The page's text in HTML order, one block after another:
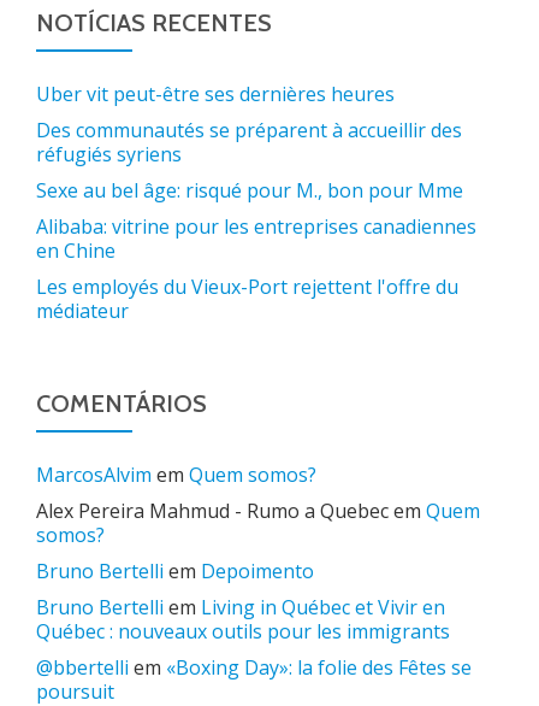
NOTÍCIAS RECENTES
Uber vit peut-être ses dernières heures
Des communautés se préparent à accueillir des
réfugiés syriens
Sexe au bel âge: risqué pour M., bon pour Mme
Alibaba: vitrine pour les entreprises canadiennes
en Chine
Les employés du Vieux-Port rejettent l'offre du
médiateur
COMENTÁRIOS
MarcosAlvim em Quem somos?
Alex Pereira Mahmud - Rumo a Quebecem Quem
somos?
Bruno Bertelli em Depoimento
Bruno Bertelli em Living in Québec et Vivir en
Québec : nouveaux outils pour les immigrants
@bbertelli em «Boxing Day»: la folie des Fêtes se
poursuit